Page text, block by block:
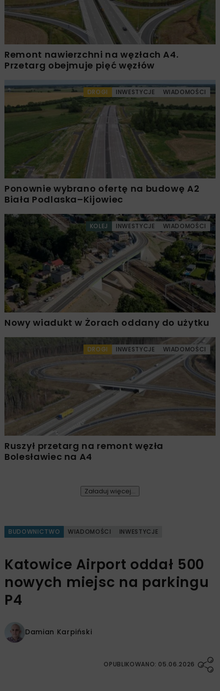
Remont nawierzchni na węzłach A4.
Przetarg obejmuje pięć węzłów
DROGI INWESTYCJE WIADOMOŚCI
Ponownie wybrano ofertę na budowę A2
Biała Podlaska–Kijowiec
KOLEJ INWESTYCJE WIADOMOŚCI
Nowy wiadukt w Żorach oddany do użytku
DROGI INWESTYCJE WIADOMOŚCI
Ruszył przetarg na remont węzła
Bolesławiec na A4
Załaduj więcej...
BUDOWNICTWO WIADOMOŚCI INWESTYCJE
Katowice Airport oddał 500
nowych miejsc na parkingu
P4
Damian Karpiński
OPUBLIKOWANO: 05.06.2026